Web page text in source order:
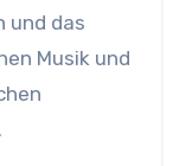
und das
Musik und